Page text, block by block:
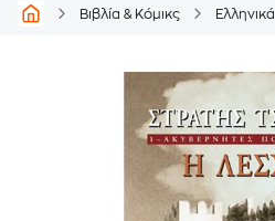
Βιβλία & Κόμικς Ελληνικά